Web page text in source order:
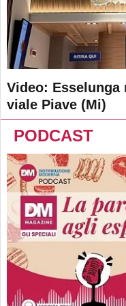
Video:
viale Piave (Mi)
PODCAST